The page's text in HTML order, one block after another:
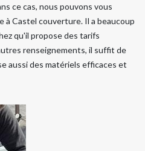
ce cas, nous pouvons vous
à Castel couverture. Il a beaucoup
qu'il propose des tarifs
renseignements, il suffit de
aussi des matériels efficaces et